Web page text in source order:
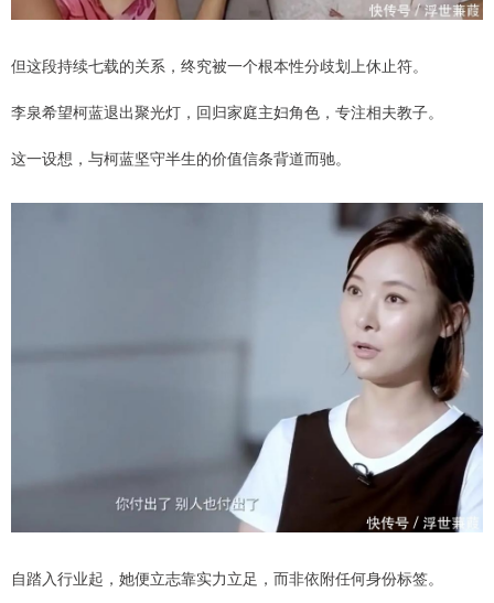
但这段持续七载的关系，终究被一个根本性分歧划上休止符。
李泉希望柯蓝退出聚光灯，回归家庭主妇角色，专注相夫教子。
这一设想，与柯蓝坚守半生的价值信条背道而驰。
自踏入行业起，她便立志靠实力立足，而非依附任何身份标签。